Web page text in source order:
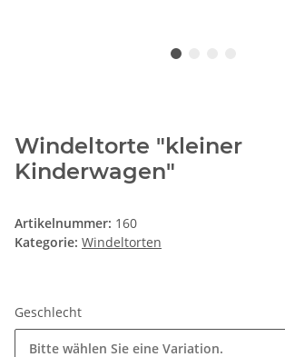
Windeltorte "kleiner
Kinderwagen"
Artikelnummer: 160
Kategorie: Windeltorten
Geschlecht
Bitte wählen Sie eine Variation.